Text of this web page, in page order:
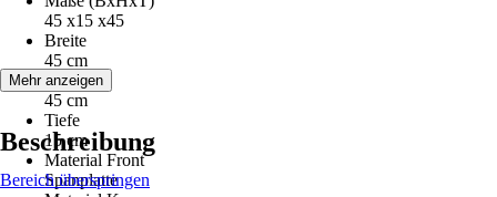
45 x15 x45
Breite
45 cm
Höhe
45 cm
Tiefe
15 cm
Material Front
Spanplatte
Mehr anzeigen
Beschreibung
Bereich überspringen